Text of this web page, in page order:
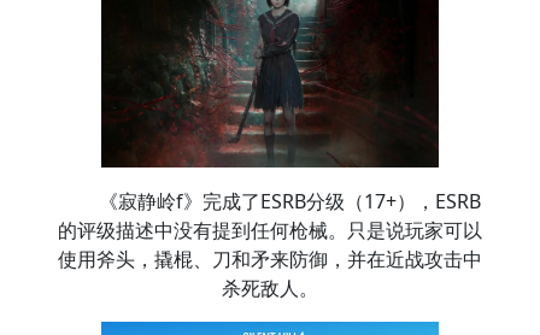
《寂静岭f》完成了ESRB分级（17+），ESRB
的评级描述中没有提到任何枪械。只是说玩家可以
使用斧头，撬棍、刀和矛来防御，并在近战攻击中
杀死敌人。